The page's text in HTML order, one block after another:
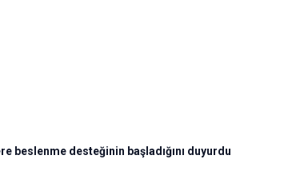
beslenme desteğinin başladığını duyurdu